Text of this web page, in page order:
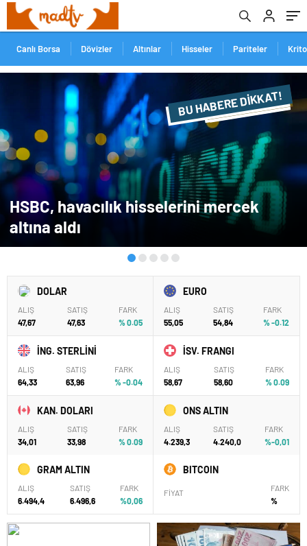
Canlı Borsa Dövizler Altınlar Hisseler Pariteler
HSBC, havacılık hisselerini mercek
altına aldı
SON DAKİKA
FLAŞ FLAŞ...
BU HABERE DİKKAT!
DOLAR
ALIŞ
47,67
SATIŞ
47,63
FARK
% 0.05
EURO
ALIŞ
55,05
SATIŞ
54,84
FARK
% -0.12
İNG. STERLİNİ
ALIŞ
64,33
SATIŞ
63,96
FARK
% -0.04
İSV. FRANGI
ALIŞ
58,67
SATIŞ
58,60
FARK
% 0.09
KAN. DOLARI
ALIŞ
34,01
SATIŞ
33,98
FARK
% 0.09
ONS ALTIN
ALIŞ
4.239,3
SATIŞ
4.240,0
FARK
%-0,01
GRAM ALTIN
ALIŞ
6.494,4
SATIŞ
6.496,6
FARK
%0,06
BITCOIN
FİYAT
FARK
%